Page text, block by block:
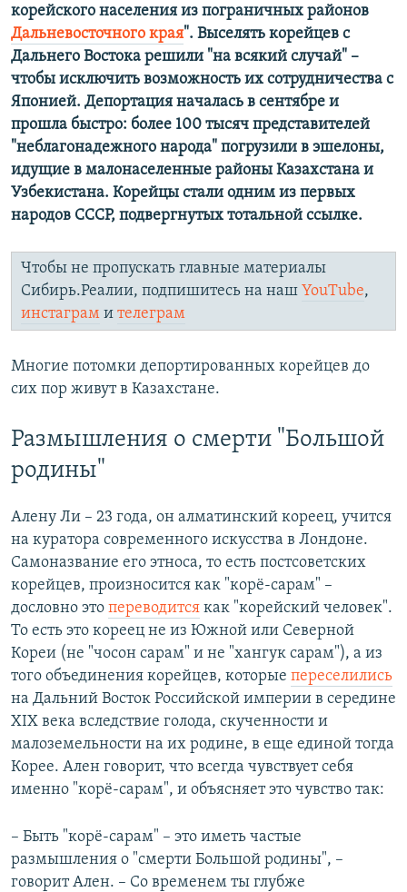
корейского населения из пограничных районов
Дальневосточного края". Выселять корейцев с
Дальнего Востока решили "на всякий случай" –
чтобы исключить возможность их сотрудничества с
Японией. Депортация началась в сентябре и
прошла быстро: более 100 тысяч представителей
"неблагонадежного народа" погрузили в эшелоны,
идущие в малонаселенные районы Казахстана и
Узбекистана. Корейцы стали одним из первых
народов СССР, подвергнутых тотальной ссылке.
Чтобы не пропускать главные материалы
Сибирь.Реалии, подпишитесь на наш YouTube,
инстаграм и телеграм
Многие потомки депортированных корейцев до
сих пор живут в Казахстане.
Размышления о смерти "Большой
родины"
Алену Ли – 23 года, он алматинский кореец, учится
на куратора современного искусства в Лондоне.
Самоназвание его этноса, то есть постсоветских
корейцев, произносится как "корё-сарам" –
дословно это переводится как "корейский человек".
То есть это кореец не из Южной или Северной
Кореи (не "чосон сарам" и не "хангук сарам"), а из
того объединения корейцев, которые переселились
на Дальний Восток Российской империи в середине
XIX века вследствие голода, скученности и
малоземельности на их родине, в еще единой тогда
Корее. Ален говорит, что всегда чувствует себя
именно "корё-сарам", и объясняет это чувство так:
– Быть "корё-сарам" – это иметь частые
размышления о "смерти Большой родины", –
говорит Ален. – Со временем ты глубже